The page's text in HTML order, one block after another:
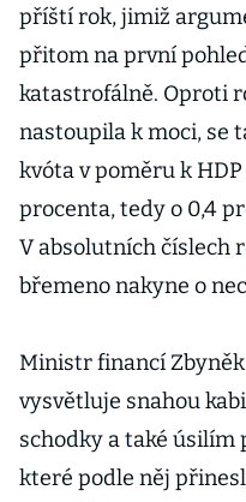
příští rok, jimiž
přitom na první
katastrofálně. Oproti
nastoupila k moci, se
kvóta v poměru k HDP
procenta, tedy o 0,4
V absolutních číslech
břemeno nakyne o
Ministr financí
vysvětluje snahou
schodky a také
které podle něj